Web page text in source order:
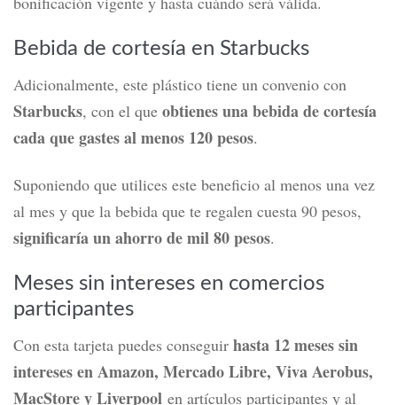
Bebida de cortesía en Starbucks
Adicionalmente, este plástico tiene un convenio con
Starbucks, con el que obtienes una bebida de cortesía
cada que gastes al menos 120 pesos.
Suponiendo que utilices este beneficio al menos una vez
al mes y que la bebida que te regalen cuesta 90 pesos,
significaría un ahorro de mil 80 pesos.
Meses sin intereses en comercios
participantes
Con esta tarjeta puedes conseguir hasta 12 meses sin
intereses en Amazon, Mercado Libre, Viva Aerobus,
MacStore y Liverpool en artículos participantes y al